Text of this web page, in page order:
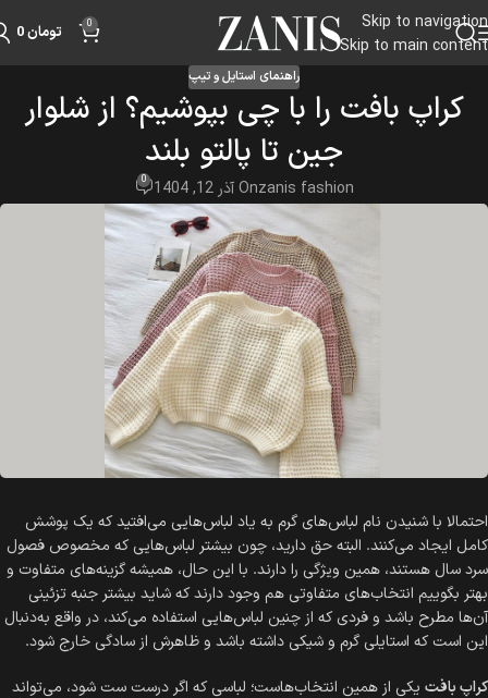
Skip to navigation
Skip to main content
0 تومان
راهنمای استایل و تیپ
کراپ بافت را با چی بپوشیم؟ از شلوار
جین تا پالتو بلند
zanis fashionOn آذر 12, 1404 0
احتمالا با شنیدن نام لباس‌های گرم به یاد لباس‌هایی می‌افتید که یک پوشش
کامل ایجاد می‌کنند. البته حق دارید، چون بیشتر لباس‌هایی که مخصوص فصول
سرد سال هستند، همین ویژگی را دارند. با این حال، همیشه گزینه‌های متفاوت و
بهتر بگوییم انتخاب‌های متفاوتی هم وجود دارند که شاید بیشتر جنبه تزئینی
آن‌ها مطرح باشد و فردی که از چنین لباس‌هایی استفاده می‌کند، در واقع به‌دنبال
این است که استایلی گرم و شیکی داشته باشد و ظاهرش از سادگی خارج شود.
کراپ بافت یکی از همین انتخاب‌هاست؛ لباسی که اگر درست ست شود، می‌تواند